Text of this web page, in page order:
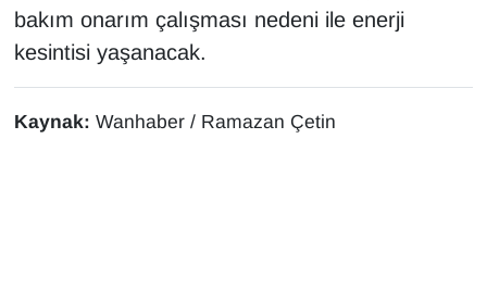
bakım onarım çalışması nedeni ile enerji
kesintisi yaşanacak.
Kaynak: Wanhaber / Ramazan Çetin